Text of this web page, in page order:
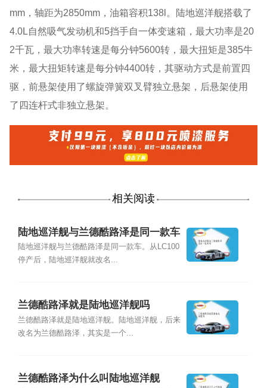
mm，轴距为2850mm，油箱容积138l。陆地巡洋舰搭载了
4.0L自然吸气发动机和5挡手自一体变速箱，最大功率是20
2千瓦，最大功率转速是每分钟5600转，最大扭矩是385牛
米，最大扭矩转速是每分钟4400转，其驱动方式是前置四
驱，前悬架使用了螺旋弹簧双叉臂独立悬架，后悬架使用
了四连杆式非独立悬架。
相关阅读
陆地巡洋舰与兰德酷路泽是同一款车
吗
陆地巡洋舰与兰德酷路泽是同一款车。从LC100
停产后，陆地巡洋舰就改名...
兰德酷路泽就是陆地巡洋舰吗
兰德酷路泽就是陆地巡洋舰。陆地巡洋舰，后来
改名为兰德酷路泽，其实是一个...
兰德酷路泽为什么叫陆地巡洋舰